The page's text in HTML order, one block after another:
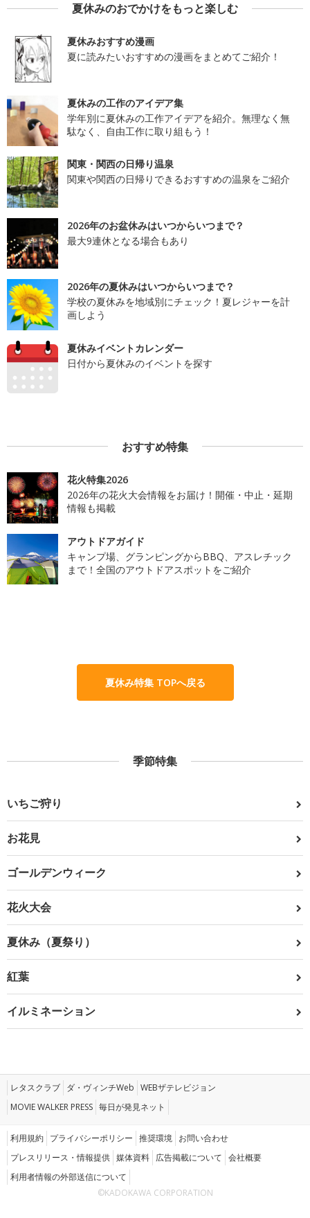
夏休みのおでかけをもっと楽しむ
夏休みおすすめ漫画
夏に読みたいおすすめの漫画をまとめてご紹介！
夏休みの工作のアイデア集
学年別に夏休みの工作アイデアを紹介。無理なく無
駄なく、自由工作に取り組もう！
関東・関西の日帰り温泉
関東や関西の日帰りできるおすすめの温泉をご紹介
2026年のお盆休みはいつからいつまで？
最大9連休となる場合もあり
2026年の夏休みはいつからいつまで？
学校の夏休みを地域別にチェック！夏レジャーを計
画しよう
夏休みイベントカレンダー
日付から夏休みのイベントを探す
おすすめ特集
花火特集2026
2026年の花火大会情報をお届け！開催・中止・延期
情報も掲載
アウトドアガイド
キャンプ場、グランピングからBBQ、アスレチック
まで！全国のアウトドアスポットをご紹介
夏休み特集 TOPへ戻る
季節特集
いちご狩り
お花見
ゴールデンウィーク
花火大会
夏休み（夏祭り）
紅葉
イルミネーション
レタスクラブ ダ・ヴィンチWeb WEBザテレビジョン
MOVIE WALKER PRESS 毎日が発見ネット
利用規約 プライバシーポリシー 推奨環境 お問い合わせ
プレスリリース・情報提供 媒体資料 広告掲載について 会社概要
利用者情報の外部送信について
©KADOKAWA CORPORATION